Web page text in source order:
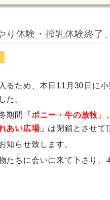
り体験・搾乳体験終了
るため、本日11月30日に
た。
期間
「ポニー・牛の放牧
あい広場」 は閉鎖とさせて
知らせ致します。
たちに会いに来て下さり、